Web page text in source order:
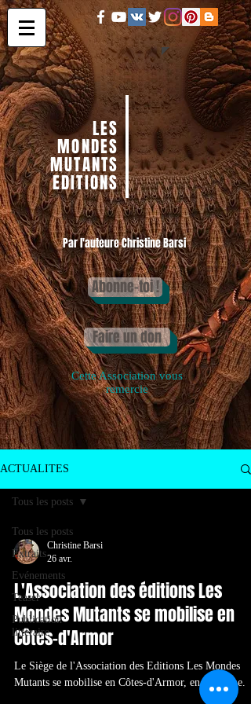
LES
MONDES
MUTANTS
EDITIONS
Par l'auteure Christine Barsi
Abonne-toi !
Faire un don
Cette Association vous
remercie
ACTUALITES
Tous les posts
Extraits
Evénements
Teaser
Publication
littéraire
Tous les posts
Christine Barsi
26 avr.
L'Association des éditions Les
Mondes Mutants se mobilise en
Côtes-d'Armor
Le Siège de l'Association des Editions Les Mondes
Mutants se mobilise en Côtes-d'Armor, en Bretagne.